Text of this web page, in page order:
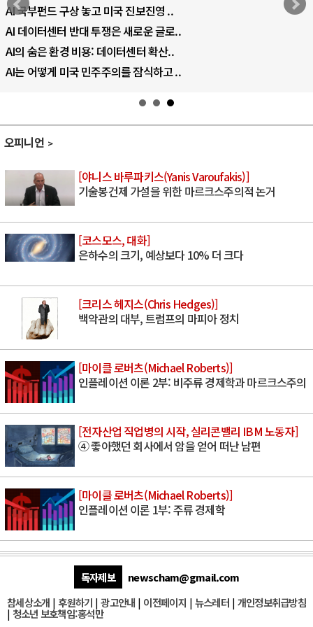
AI 국부펀드 구상 놓고 미국 진보진영 ..
AI 데이터센터 반대 투쟁은 새로운 글로..
AI의 숨은 환경 비용: 데이터센터 확산..
AI는 어떻게 미국 민주주의를 잠식하고 ..
오피니언
[야니스 바루파키스(Yanis Varoufakis)]
기술봉건제 가설을 위한 마르크스주의적 논거
[코스모스, 대화]
은하수의 크기, 예상보다 10% 더 크다
[크리스 헤지스(Chris Hedges)]
백악관의 대부, 트럼프의 마피아 정치
[마이클 로버츠(Michael Roberts)]
인플레이션 이론 2부: 비주류 경제학과 마르크스주의
[전자산업 직업병의 시작, 실리콘밸리 IBM 노동자]
④ 좋아했던 회사에서 암을 얻어 떠난 남편
[마이클 로버츠(Michael Roberts)]
인플레이션 이론 1부: 주류 경제학
독자제보
newscham@gmail.com
참세상소개 | 후원하기 |광고안내 | 이전페이지 | 뉴스레터| 개인정보취급방침
| 청소년 보호책임:홍석만